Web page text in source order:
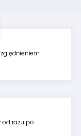
od razu po